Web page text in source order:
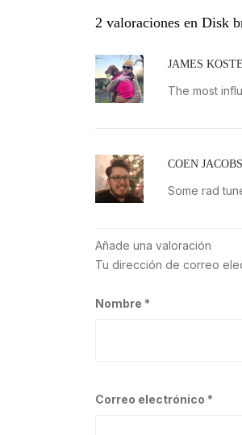
2 valoraciones en Disk
JAMES
The most
COEN JACOBS
Some rad
Añade una valoración
Tu dirección de correo
Nombre *
Correo electrónico *